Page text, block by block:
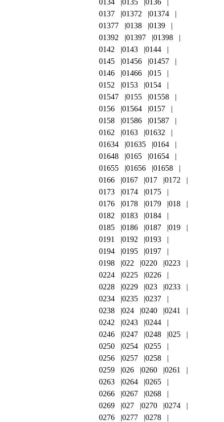
0134
0135
0136
0137
01372
01374
01377
0138
0139
01392
01397
01398
0142
0143
0144
0145
01456
01457
0146
01466
015
0152
0153
0154
01547
0155
01558
0156
01564
0157
0158
01586
01587
0162
0163
01632
01634
01635
0164
01648
0165
01654
01655
01656
01658
0166
0167 017
0172
0173
0174
0175
0176
0178 0179
018
0182
0183
0184
0185
0186 0187
019
0191
0192
0193
0194
0195
0197
0198
022 0220
0223
0224
0225
0226
0228
0229 023
0233
0234
0235
0237
0238
024 0240
0241
0242
0243
0244
0246
0247 0248
025
0250
0254
0255
0256
0257
0258
0259
026 0260
0261
0263
0264
0265
0266
0267
0268
0269
027 0270
0274
0276
0277
0278